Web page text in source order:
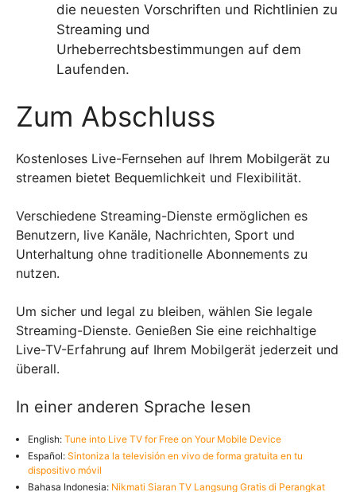
die neuesten Vorschriften und Richtlinien zu
Streaming und
Urheberrechtsbestimmungen auf dem
Laufenden.
Zum Abschluss
Kostenloses Live-Fernsehen auf Ihrem Mobilgerät zu
streamen bietet Bequemlichkeit und Flexibilität.
Verschiedene Streaming-Dienste ermöglichen es
Benutzern, live Kanäle, Nachrichten, Sport und
Unterhaltung ohne traditionelle Abonnements zu
nutzen.
Um sicher und legal zu bleiben, wählen Sie legale
Streaming-Dienste. Genießen Sie eine reichhaltige
Live-TV-Erfahrung auf Ihrem Mobilgerät jederzeit und
überall.
In einer anderen Sprache lesen
English: Tune into Live TV for Free on Your Mobile Device
Español: Sintoniza la televisión en vivo de forma gratuita en tu
dispositivo móvil
Bahasa Indonesia: Nikmati Siaran TV Langsung Gratis di Perangkat